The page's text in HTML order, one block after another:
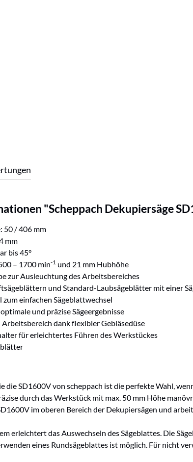
"Scheppach Dekupiersäge
50 / 406 mm
mm
bis 45°
– 1700 min-1 und 21 mm Hubhöhe
zur Ausleuchtung des Arbeitsbereiches
und Standard-Laubsägeblätter mit einer
zum einfachen Sägeblattwechsel
und präzise Sägeergebnisse
Arbeitsbereich dank flexibler Gebläsedüse
für erleichtertes Führen des Werkstückes
die SD1600V von scheppach ist die perfekte Wahl,
durch das Werkstück mit max. 50 mm Höhe
im oberen Bereich der Dekupiersägen und
erleichtert das Auswechseln des Sägeblattes. Die
eines Rundsägeblattes ist möglich. Für nicht